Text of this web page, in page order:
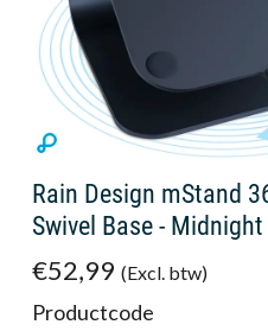
Rain Design mStand
Swivel Base - Midnight
€52,99 (Excl. btw)
Productcode